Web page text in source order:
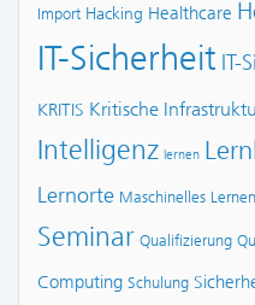
Import Hacking Healthcare
IT-Sicherheit IT-
KRITIS Kritische
Intelligenz lernen
Lernorte Maschinelles Lernen
Seminar Qualifizierung
Computing Schulung